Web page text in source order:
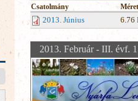
Csatolmány Méret
2013. Június 6.76
2013. Február - III. évf.